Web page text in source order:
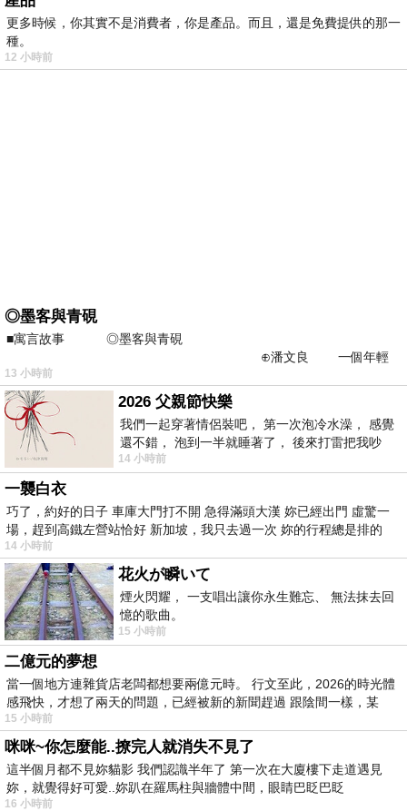
更多時候，你其實不是消費者，你是產品。而且，還是免費提供的那一
種。
12 小時前
◎墨客與青硯
■寓言故事 ◎墨客與青硯
⊕潘文良 一個年輕
的墨客，在京城的古玩肆裡
13 小時前
2026 父親節快樂
我們一起穿著情侶裝吧， 第一次泡冷水澡， 感覺
還不錯， 泡到一半就睡著了， 後來打雷把我吵
醒， 手
14 小時前
一襲白衣
巧了，約好的日子 車庫大門打不開 急得滿頭大漢 妳已經出門 虛驚一
場，趕到高鐵左營站恰好 新加坡，我只去過一次 妳的行程總是排的
14 小時前
花火が瞬いて
煙火閃耀， 一支唱出讓你永生難忘、 無法抹去回
憶的歌曲。
15 小時前
二億元的夢想
當一個地方連雜貨店老闆都想要兩億元時。 行文至此，2026的時光體
感飛快，才想了兩天的問題，已經被新的新聞趕過 跟陰間一樣，某
15 小時前
咪咪~你怎麼能..撩完人就消失不見了
這半個月都不見妳貓影 我們認識半年了 第一次在大廈樓下走道遇見
妳，就覺得好可愛..妳趴在羅馬柱與牆體中間，眼睛巴眨巴眨
16 小時前